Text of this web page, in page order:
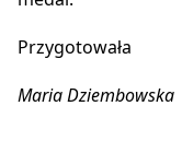
Przygotowała
Maria Dziembowska